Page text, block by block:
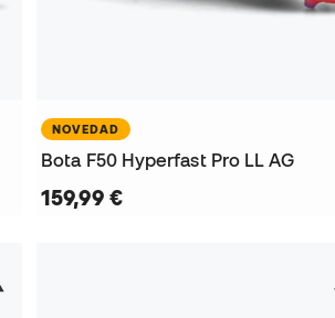
NOVEDAD
Bota F50 Hyperfast Pro LL AG
159,99 €